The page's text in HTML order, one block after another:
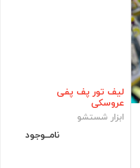
لیف تور پف پفی
عروسکی
ابزار شستشو
نامــوجود